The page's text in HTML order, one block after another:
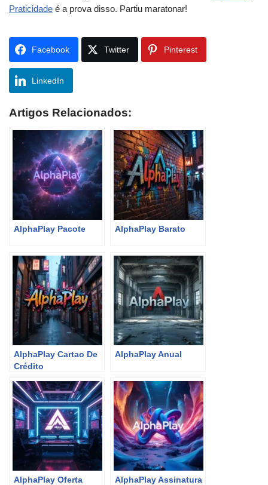
Praticidade é a prova disso. Partiu maratonar!
Facebook Twitter Pinterest
LinkedIn
Artigos Relacionados:
AlphaPlay Pacote AlphaPlay Barato
AlphaPlay Cartao De
Crédito
AlphaPlay Anual
AlphaPlay Oferta AlphaPlay Assinatura